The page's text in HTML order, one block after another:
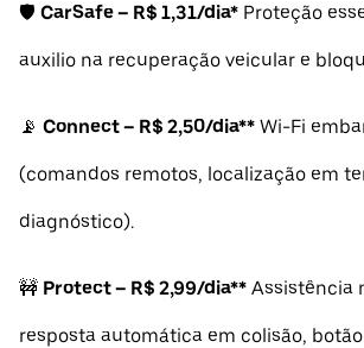
🛡️ CarSafe – R$ 1,31/dia* Proteção
auxilio na recuperação veicular e
📡 Connect – R$ 2,50/dia** Wi-Fi
(comandos remotos, localização em
diagnóstico).
🚧 Protect – R$ 2,99/dia** Assistência
resposta automática em colisão, botão